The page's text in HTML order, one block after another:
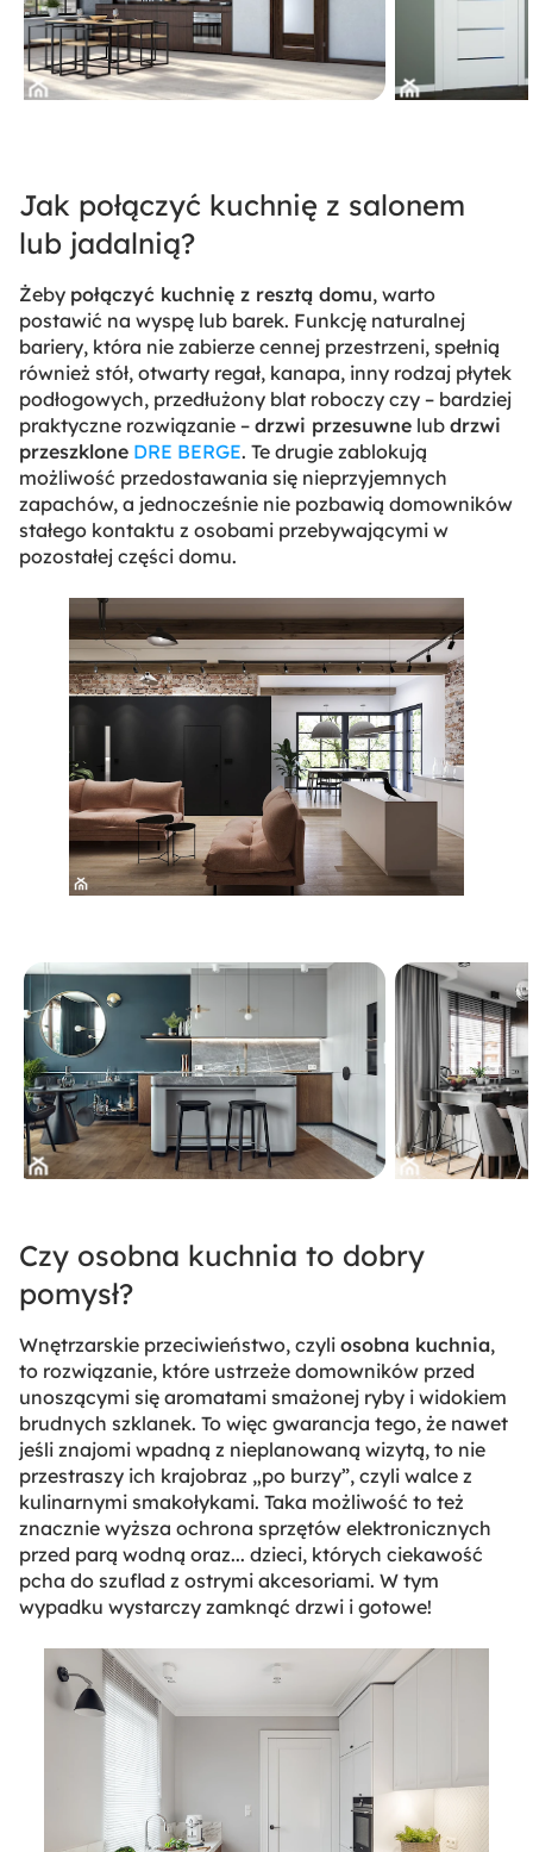
Jak połączyć kuchnię z salonem
lub jadalnią?
Żeby połączyć kuchnię z resztą domu, warto
postawić na wyspę lub barek. Funkcję naturalnej
bariery, która nie zabierze cennej przestrzeni, spełnią
również stół, otwarty regał, kanapa, inny rodzaj płytek
podłogowych, przedłużony blat roboczy czy – bardziej
praktyczne rozwiązanie – drzwi przesuwne lub drzwi
przeszklone DRE BERGE. Te drugie zablokują
możliwość przedostawania się nieprzyjemnych
zapachów, a jednocześnie nie pozbawią domowników
stałego kontaktu z osobami przebywającymi w
pozostałej części domu.
Czy osobna kuchnia to dobry
pomysł?
Wnętrzarskie przeciwieństwo, czyli osobna kuchnia,
to rozwiązanie, które ustrzeże domowników przed
unoszącymi się aromatami smażonej ryby i widokiem
brudnych szklanek. To więc gwarancja tego, że nawet
jeśli znajomi wpadną z nieplanowaną wizytą, to nie
przestraszy ich krajobraz „po burzy”, czyli walce z
kulinarnymi smakołykami. Taka możliwość to też
znacznie wyższa ochrona sprzętów elektronicznych
przed parą wodną oraz... dzieci, których ciekawość
pcha do szuflad z ostrymi akcesoriami. W tym
wypadku wystarczy zamknąć drzwi i gotowe!